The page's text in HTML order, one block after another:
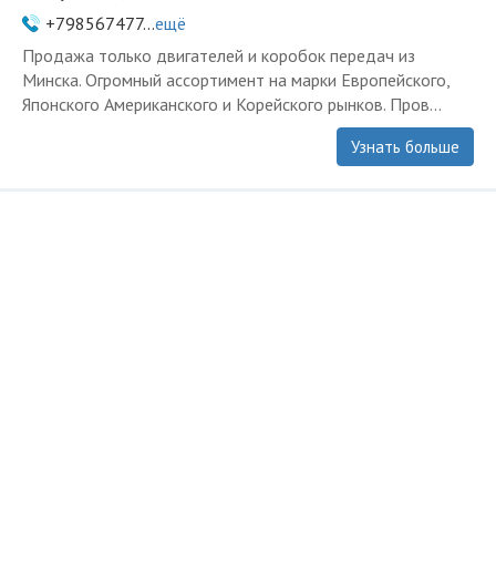
+798567477...ещё
Продажа только двигателей и коробок передач из
Минска. Огромный ассортимент на марки Европейского,
Японского Американского и Корейского рынков. Пров...
Узнать больше